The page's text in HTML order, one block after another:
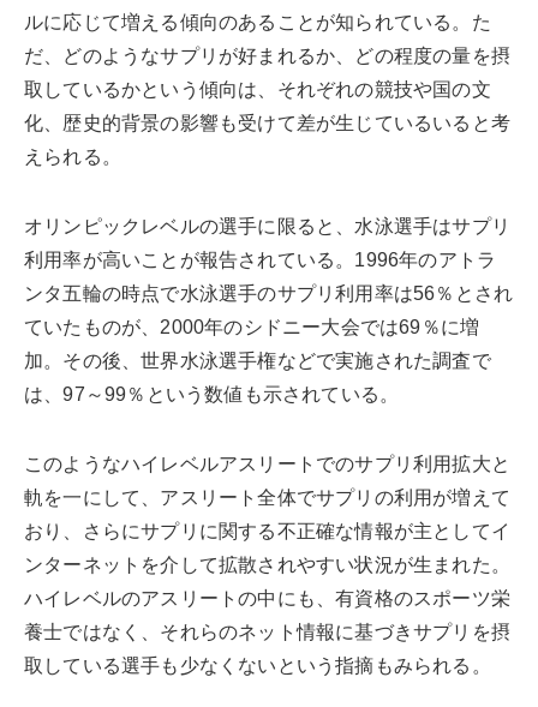
ルに応じて増える傾向のあることが知られている。た
だ、どのようなサプリが好まれるか、どの程度の量を摂
取しているかという傾向は、それぞれの競技や国の文
化、歴史的背景の影響も受けて差が生じているいると考
えられる。
オリンピックレベルの選手に限ると、水泳選手はサプリ
利用率が高いことが報告されている。1996年のアトラ
ンタ五輪の時点で水泳選手のサプリ利用率は56％とされ
ていたものが、2000年のシドニー大会では69％に増
加。その後、世界水泳選手権などで実施された調査で
は、97～99％という数値も示されている。
このようなハイレベルアスリートでのサプリ利用拡大と
軌を一にして、アスリート全体でサプリの利用が増えて
おり、さらにサプリに関する不正確な情報が主としてイ
ンターネットを介して拡散されやすい状況が生まれた。
ハイレベルのアスリートの中にも、有資格のスポーツ栄
養士ではなく、それらのネット情報に基づきサプリを摂
取している選手も少なくないという指摘もみられる。